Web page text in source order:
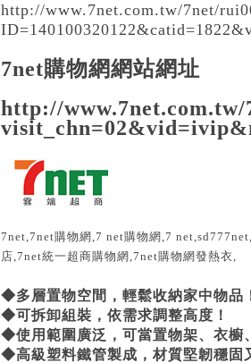
http://www.7net.com.tw/7net/
ID=140100320122&catid=1822
7net購物網網站網址
http://www.7net.com.tw/
7net,7net購物網,7 net購物網,7
店,7net統一超商購物網,7net購物網發熱衣,
◆多層置物空間，輕鬆收納家中物品
◆可拆卸組裝，依需求調整高度！
◆使用範圍廣泛，可當置物架、衣櫥
◆高級塑料鐵管製成，材質堅韌穩固